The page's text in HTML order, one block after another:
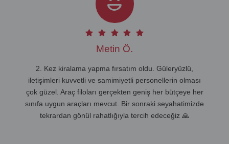
Metin Ö.
2. Kez kiralama yapma fırsatım oldu. Güleryüzlü,
iletişimleri kuvvetli ve samimiyetli personellerin olması
çok güzel. Araç filoları gerçekten geniş her bütçeye her
sınıfa uygun araçları mevcut. Bir sonraki seyahatimizde
tekrardan gönül rahatlığıyla tercih edeceğiz 🙏